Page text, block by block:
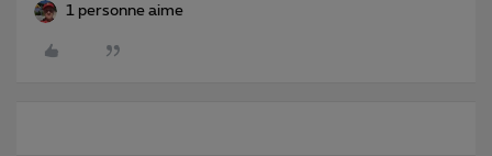
1 personne aime